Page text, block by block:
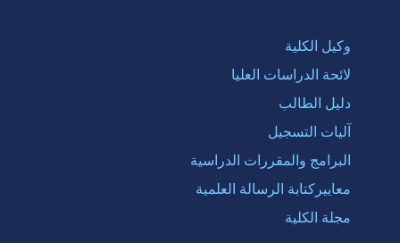
وكيل الكلية
لائحة الدراسات العليا
دليل الطالب
آليات التسجيل
البرامج والمقررات الدراسية
معاييركتابة الرسالة العلمية
مجلة الكلية